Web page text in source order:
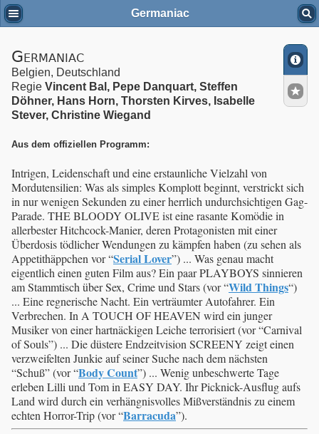
Germaniac
Germaniac
Belgien, Deutschland
Regie Vincent Bal, Pepe Danquart, Steffen
Döhner, Hans Horn, Thorsten Kirves, Isabelle
Stever, Christine Wiegand
Aus dem offiziellen Programm:
Intrigen, Leidenschaft und eine erstaunliche Vielzahl von
Mordutensilien: Was als simples Komplott beginnt, verstrickt sich
in nur wenigen Sekunden zu einer herrlich undurchsichtigen Gag-
Parade. THE BLOODY OLIVE ist eine rasante Komödie in
allerbester Hitchcock-Manier, deren Protagonisten mit einer
Überdosis tödlicher Wendungen zu kämpfen haben (zu sehen als
Appetithäppchen vor “Serial Lover”) ... Was genau macht
eigentlich einen guten Film aus? Ein paar PLAYBOYS sinnieren
am Stammtisch über Sex, Crime und Stars (vor “Wild Things“)
... Eine regnerische Nacht. Ein verträumter Autofahrer. Ein
Verbrechen. In A TOUCH OF HEAVEN wird ein junger
Musiker von einer hartnäckigen Leiche terrorisiert (vor “Carnival
of Souls”) ... Die düstere Endzeitvision SCREENY zeigt einen
verzweifelten Junkie auf seiner Suche nach dem nächsten
“Schuß” (vor “Body Count”) ... Wenig unbeschwerte Tage
erleben Lilli und Tom in EASY DAY. Ihr Picknick-Ausflug aufs
Land wird durch ein verhängnisvolles Mißverständnis zu einem
echten Horror-Trip (vor “Barracuda”).